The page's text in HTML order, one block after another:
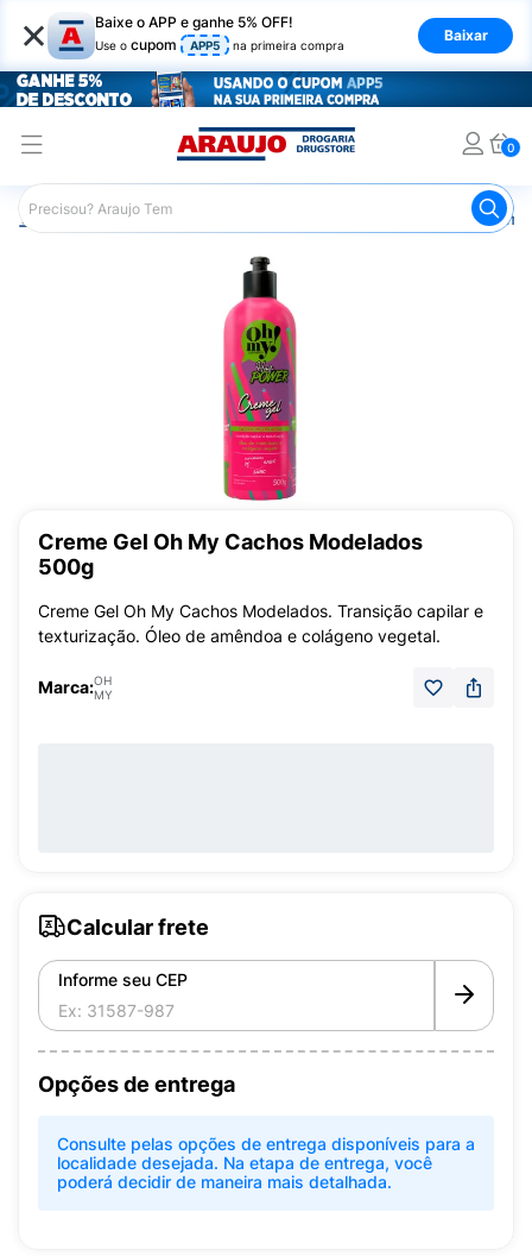
× Baixe o APP e ganhe 5% OFF!
Use o cupom APP5 na primeira compra
Baixar
0
Araujo Cabelo
Creme Gel Oh My Cachos Modelados
500g
Creme Gel Oh My Cachos Modelados. Transição capilar e
texturização. Óleo de amêndoa e colágeno vegetal.
Marca:OH
MY
Calcular frete
Informe seu CEP
Opções de entrega
Consulte pelas opções de entrega disponíveis para a
localidade desejada. Na etapa de entrega, você
poderá decidir de maneira mais detalhada.